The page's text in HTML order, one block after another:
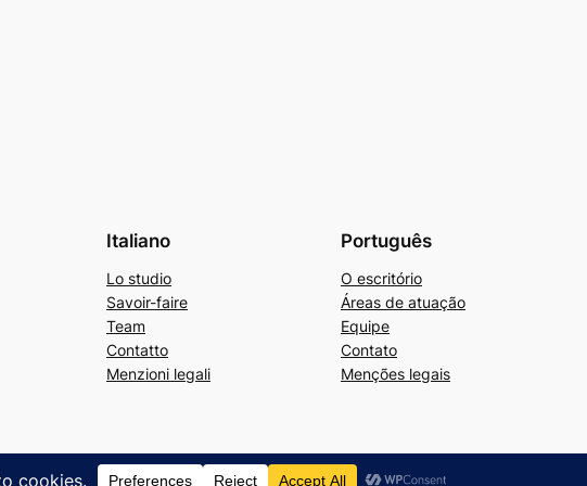
Italiano
Lo studio
Savoir-faire
Team
Contatto
Menzioni legali
Português
O escritório
Áreas de atuação
Equipe
Contato
Menções legais